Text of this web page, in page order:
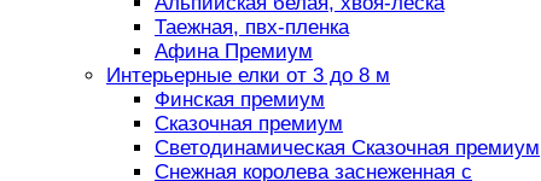
Таежная, пвх-пленка
Афина Премиум
Интерьерные елки от 3 до 8 м
Финская премиум
Сказочная премиум
Светодинамическая Сказочная премиум
Снежная королева заснеженная с